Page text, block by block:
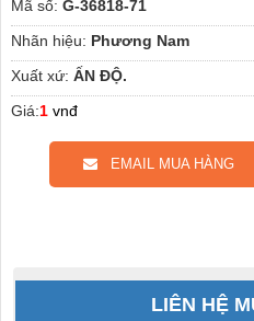
Mã số: G-36818-71
Nhãn hiệu: Phương Nam
Xuất xứ: ẤN ĐỘ.
Giá:1 vnđ
EMAIL MUA HÀNG
LIÊN HỆ